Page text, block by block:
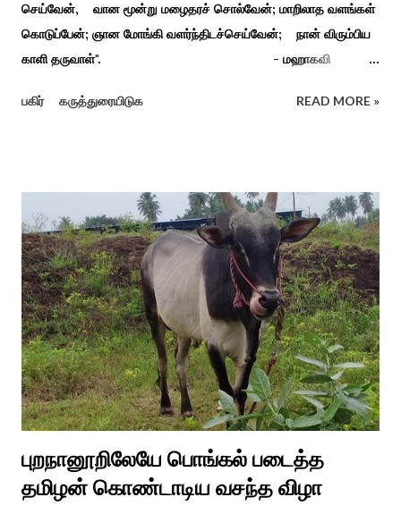
செய்வேன், வான மூன்று மழைதரச் சொல்வேன்; மாறிலாத வளங்கள்
கொடுப்பேன்; ஞான மோங்கி வளர்ந்திடச்செய்வேன்; நான் விரும்பிய
காளி தருவாள்". - மஹாகவி
கொல்லங்குடி கிராம பக்தரின் கனவில் அய்யனார் தோன்றி
எடுத்த அய்யனார் என“வெட்டுடைய அய்யனார்“ நாமம் கோவில்
அமைத்து பூஜித்தனர். ஆங்கிலேய கிழக்கிந்திய ஆட்சியில் சிவகங்கை
இரண்டாம் மன்னர் முத்துவடுகநாதத் தேவர் ஆங்கிலேயரை எதிர்க்க
அவர்களால் காளையார் கோவிலில் இரண்டாம் மனைவி கௌரி
நாச்சியாருடன் கொல்லபட்டார். அவரது முதல் மனைவி
வேலுநாச்சியார...
பகிர் கருத்துரையிடுக READ MORE »
புறநானூறிலேயே பொங்கல் படைத்த
தமிழன் கொண்டாடிய வசந்த விழா